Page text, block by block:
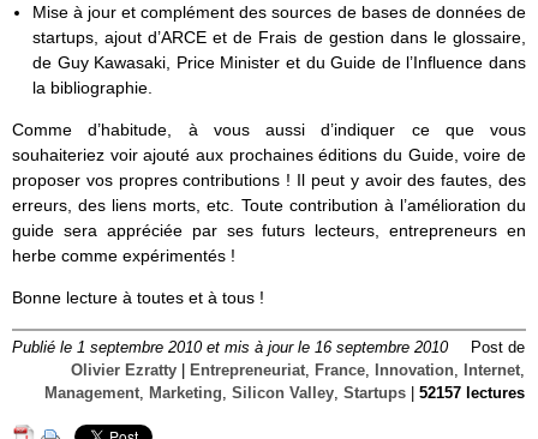
Mise à jour et complément des sources de bases de données de
startups, ajout d’ARCE et de Frais de gestion dans le glossaire,
de Guy Kawasaki, Price Minister et du Guide de l’Influence dans
la bibliographie.
Comme d’habitude, à vous aussi d’indiquer ce que vous
souhaiteriez voir ajouté aux prochaines éditions du Guide, voire de
proposer vos propres contributions ! Il peut y avoir des fautes, des
erreurs, des liens morts, etc. Toute contribution à l’amélioration du
guide sera appréciée par ses futurs lecteurs, entrepreneurs en
herbe comme expérimentés !
Bonne lecture à toutes et à tous !
Publié le 1 septembre 2010 et mis à jour le 16 septembre 2010
Post de
Olivier Ezratty
Entrepreneuriat, France, Innovation, Internet,
Management, Marketing, Silicon Valley, Startups 52157 lectures